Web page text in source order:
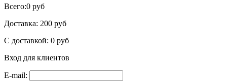
Всего:0 руб
Доставка: 200 руб
С доставкой: 0 руб
Вход для клиентов
E-mail: